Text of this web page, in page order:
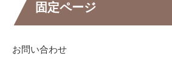
固定ページ
お問い合わせ